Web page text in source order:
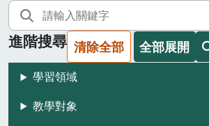
進階搜尋 清除全部 全部展開
學習領域
教學對象